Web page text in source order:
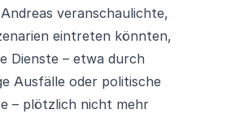
veranschaulichte,
eintreten könnten,
Dienste – etwa durch
Ausfälle oder politische
– plötzlich nicht mehr